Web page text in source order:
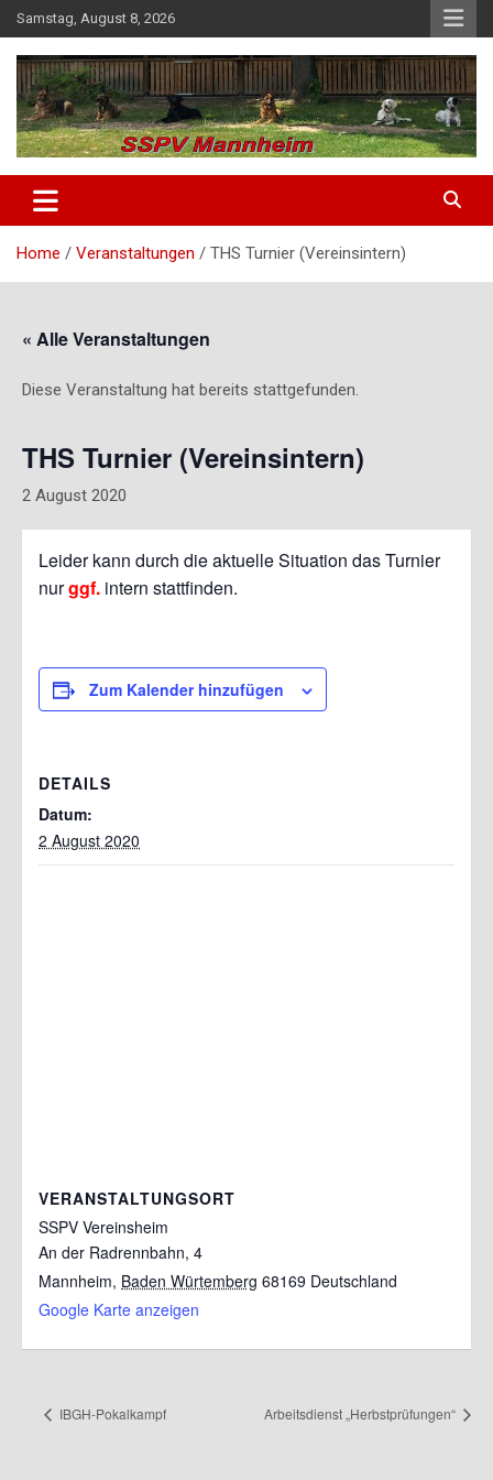
Skip
to
content
Samstag, August 8, 2026
SSPV Mannheim
Home Veranstaltungen THS Turnier (Vereinsintern)
« Alle Veranstaltungen
Diese Veranstaltung hat bereits stattgefunden.
THS Turnier (Vereinsintern)
2 August 2020
Leider kann durch die aktuelle Situation das Turnier
nurggf. intern stattfinden.
Zum Kalender hinzufügen
DETAILS
Datum:
2 August 2020
VERANSTALTUNGSORT
SSPV Vereinsheim
An der Radrennbahn, 4
Mannheim, Baden Würtemberg 68169 Deutschland
Google Karte anzeigen
IBGH-Pokalkampf Arbeitsdienst „Herbstprüfungen“